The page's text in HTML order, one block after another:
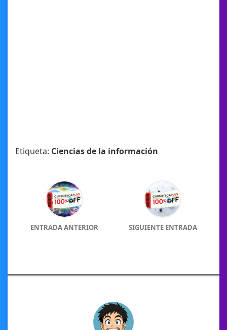
Etiqueta: Ciencias de la información
ENTRADA ANTERIOR SIGUIENTE ENTRADA